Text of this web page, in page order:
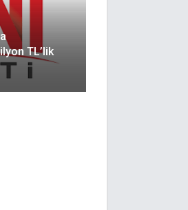
TL’lik